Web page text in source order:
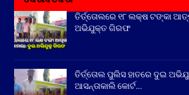
ତିର୍ତ୍ତୋଲରେ ୧୮ ଲକ୍ଷ ଟଙ୍କା
ଅଭିଯୁକ୍ତ ଗିରଫ
ତିର୍ତ୍ତୋଲ ପୁଲିସ ହାତରେ ଦୁଇ
ଆସନ୍ତାକାଲି କୋର୍ଟ…